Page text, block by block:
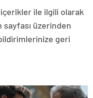
ile ilgili olarak
üzerinden
geri